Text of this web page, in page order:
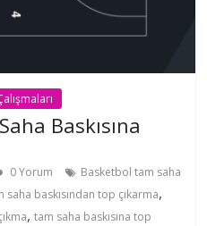
Baskısına
0 Yorum
Basketbol tam saha
baskısından top çıkarma,
,tam saha baskısına top